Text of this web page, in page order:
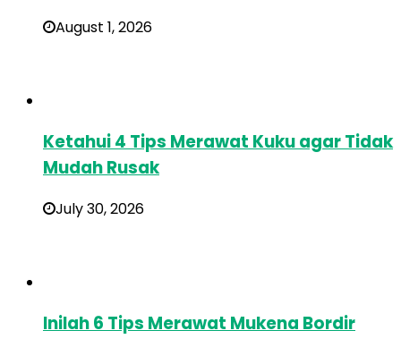
August 1, 2026
Ketahui 4 Tips Merawat Kuku agar Tidak
Mudah Rusak
July 30, 2026
Inilah 6 Tips Merawat Mukena Bordir